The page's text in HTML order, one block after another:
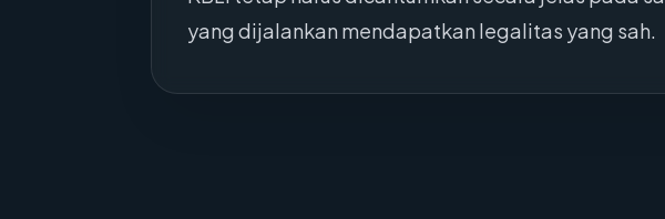
yang dijalankan mendapatkan legalitas yang sah.